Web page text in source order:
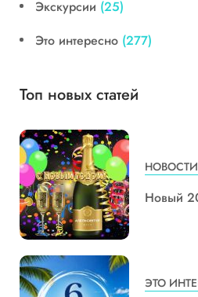
Экскурсии (25)
Это интересно (277)
Топ новых статей
Новый
ЭТО